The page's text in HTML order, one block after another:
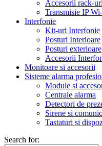
Accesorii rack-uri
Transmisie IP
Interfonie
Kit-uri Interfonie
Posturi Interioare
Posturi exterioare
Accesorii
Monitoare si accesorii
Sisteme alarma
Module si
Centrale alarma
Detectori de
Sirene si
Tastaturi si
Search for: